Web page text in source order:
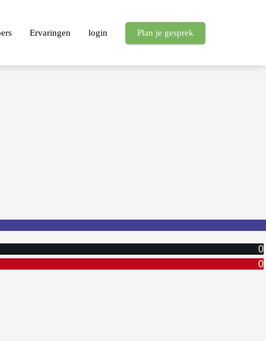
Ervaringen login Plan je gesprek
0
0